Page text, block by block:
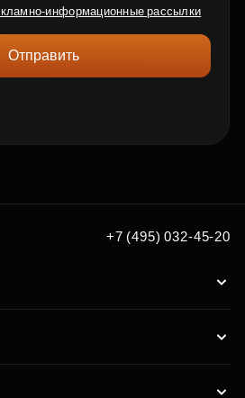
информационные рассылки
Отправить
+7 (495) 032-45-20